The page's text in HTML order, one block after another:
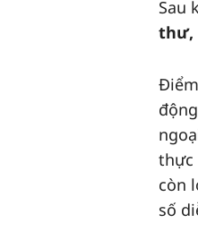
Sau
thư,
thực
còn
số